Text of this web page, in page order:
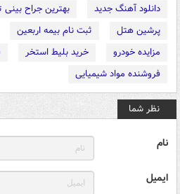
دانلود آهنگ جدید
بهترین جراح بینی
پرشین هتل
ثبت نام بیمه اربعین
مزایده خودرو
خرید بلیط استخر
فروشنده مواد شیمیایی
نظر شما
نام
ایمیل